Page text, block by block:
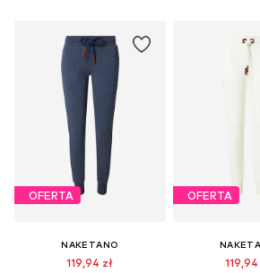
OFERTA
NAKETANO
119,94 zł
OFERTA
119,94